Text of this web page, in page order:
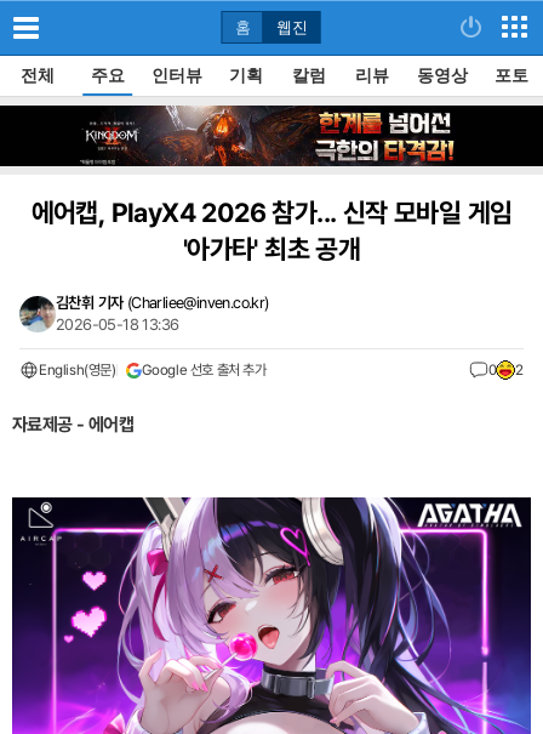
홈 웹진
전체 주요 인터뷰 기획 칼럼 리뷰 동영상 포토
에어캡, PlayX4 2026 참가... 신작 모바일 게임
'아가타' 최초 공개
김찬휘 기자 (Charliee@inven.co.kr)
2026-05-18 13:36
English(영문) Google 선호 출처 추가 0 2
자료제공 - 에어캡